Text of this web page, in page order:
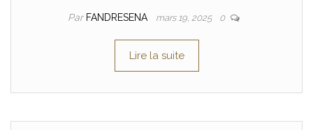
Par FANDRESENA mars 19, 2025 0
Lire la suite